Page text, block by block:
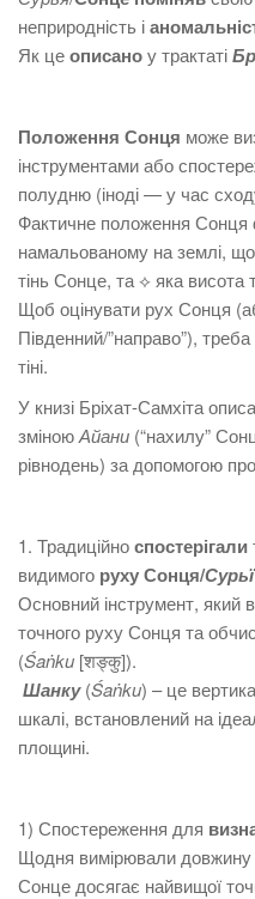
неприродність і
Як цеописаноу трактаті
Положення Сонця може
інструментами або
полудню (іноді — у час
Фактичне положення Сонця
намальованому на землі,
тінь Сонце, та ⟡ яка висота
Щоб оцінувати рух Сонця
Південний/”направо”),
тіні.
У книзі Бріхат-Самхіта
зміноюАйани (“нахилу”
рівнодень) за допомогою
1. Традиційноспостерігали
видимого руху Сонця/Сурьї
Основний інструмент, який
точного руху Сонця та
(Śaṅku [शङ्कु]).
Шанку(Śaṅku) – це
шкалі, встановлений на
площині.
1) Спостереження для
Щодня вимірювали довжину
Сонце досягає найвищої